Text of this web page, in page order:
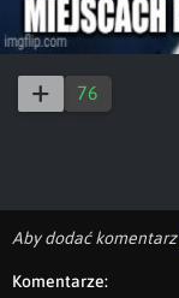
76
Aby dodać komentarz
Komentarze: